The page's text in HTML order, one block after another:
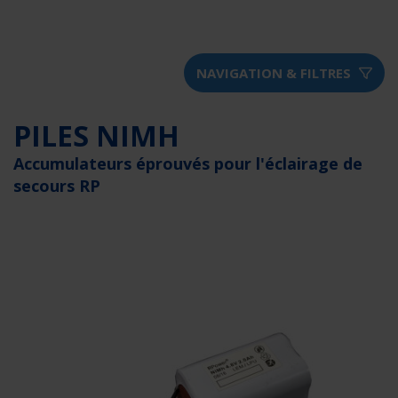
NAVIGATION & FILTRES
PILES NIMH
Accumulateurs éprouvés pour l'éclairage de
secours RP